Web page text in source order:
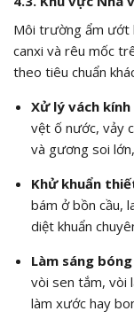
Môi trường ẩm ướt
canxi và rêu mốc
theo tiêu chuẩn
Xử lý vách
vệt ố nước, vảy
và gương soi
Khử khuẩn
bám ở bồn cầu,
diệt khuẩn
Làm sáng
vòi sen tắm, vòi
làm xước hay